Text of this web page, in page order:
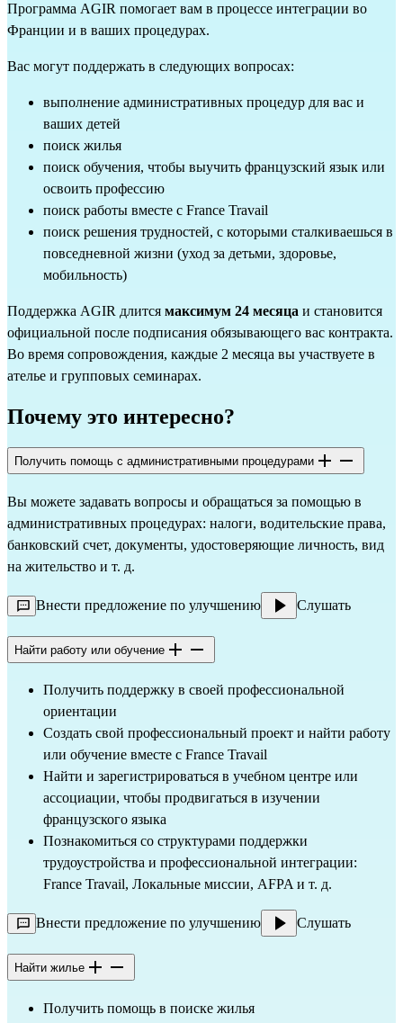
Программа AGIR помогает вам в процессе интеграции во
Франции и в ваших процедурах.
Вас могут поддержать в следующих вопросах:
выполнение административных процедур для вас и
ваших детей
поиск жилья
поиск обучения, чтобы выучить французский язык или
освоить профессию
поиск работы вместе с France Travail
поиск решения трудностей, с которыми сталкиваешься в
повседневной жизни (уход за детьми, здоровье,
мобильность)
Поддержка AGIR длится максимум 24 месяца и становится
официальной после подписания обязывающего вас контракта.
Во время сопровождения, каждые 2 месяца вы участвуете в
ателье и групповых семинарах.
Почему это интересно?
Получить помощь с административными процедурами
Вы можете задавать вопросы и обращаться за помощью в
административных процедурах: налоги, водительские права,
банковский счет, документы, удостоверяющие личность, вид
на жительство и т. д.
Внести предложение по улучшению Слушать
Найти работу или обучение
Получить поддержку в своей профессиональной
ориентации
Создать свой профессиональный проект и найти работу
или обучение вместе с France Travail
Найти и зарегистрироваться в учебном центре или
ассоциации, чтобы продвигаться в изучении
французского языка
Познакомиться со структурами поддержки
трудоустройства и профессиональной интеграции:
France Travail, Локальные миссии, AFPA и т. д.
Внести предложение по улучшению Слушать
Найти жилье
Получить помощь в поиске жилья